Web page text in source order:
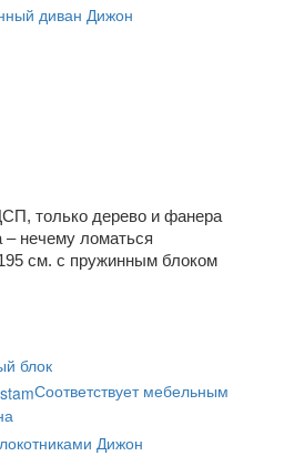
только дерево и фанера
– нечему ломаться
см. с пружинным блоком
блок
Соответствует мебельным